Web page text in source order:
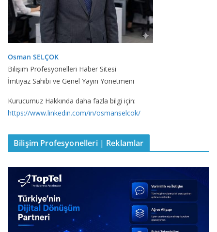
Osman SELÇOK
Bilişim Profesyonelleri Haber Sitesi
İmtiyaz Sahibi ve Genel Yayın Yönetmeni
Kurucumuz Hakkında daha fazla bilgi için:
https://www.linkedin.com/in/osmanselcok/
Bilişim Profesyonelleri | Reklamlar